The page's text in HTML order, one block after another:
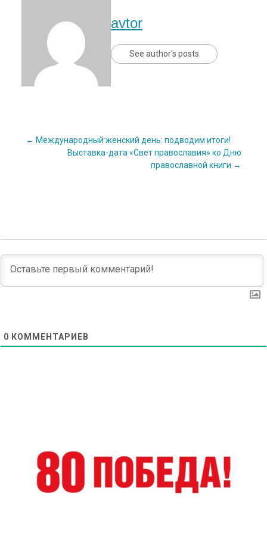
avtor
See author's posts
Post
← Международный женский день: подводим итоги!
Выставка-дата «Свет православия» ко Дню
православной книги →
0 КОММЕНТАРИЕВ